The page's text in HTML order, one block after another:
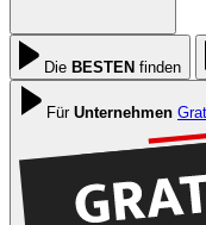
Die BESTEN finden
Für Unternehmen